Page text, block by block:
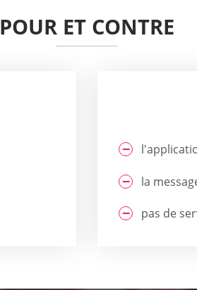
POUR ET CONTRE
la
pas de